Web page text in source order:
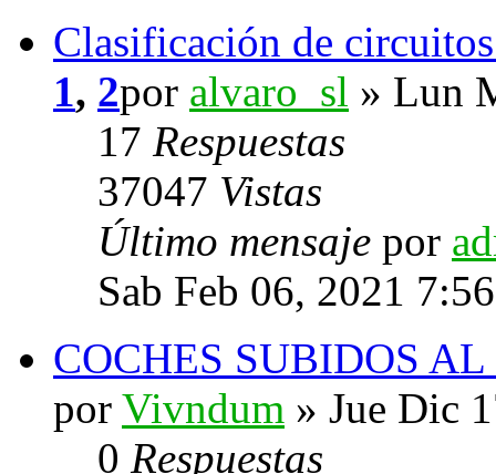
Clasificación de
1, 2por alvaro_sl » Lun
17 Respuestas
37047 Vistas
Último mensaje por
Sab Feb 06, 2021
COCHES SUBIDOS
por Vivndum » Jue Dic
0 Respuestas